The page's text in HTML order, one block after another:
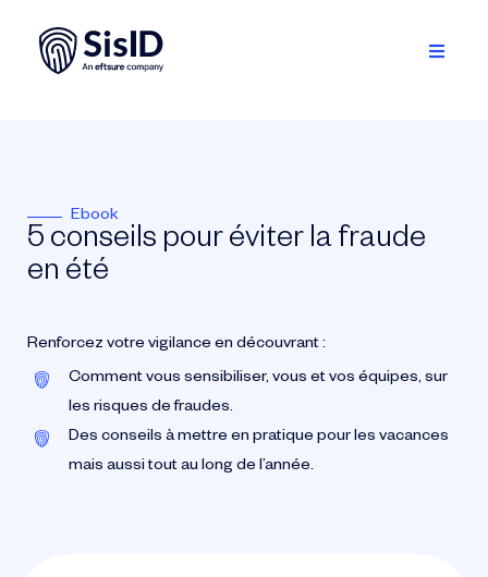
contenu
Toggle
Ressources
Ebook
5 conseils pour éviter la fraude
en été
Renforcez votre vigilance en découvrant :
Comment vous sensibiliser, vous et vos équipes, sur
les risques de fraudes.
Des conseils à mettre en pratique pour les vacances
mais aussi tout au long de l’année.